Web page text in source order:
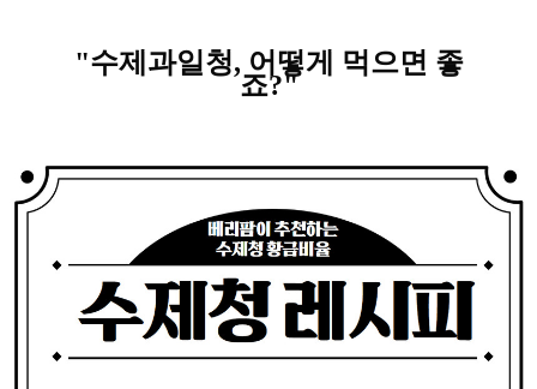
"수제과일청, 어떻게 먹으면 좋
죠?"